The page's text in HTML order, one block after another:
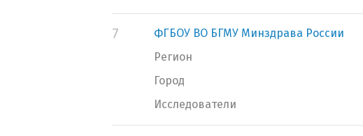
7
ФГБОУ ВО БГМУ Минздрава России
Регион
Город
Исследователи